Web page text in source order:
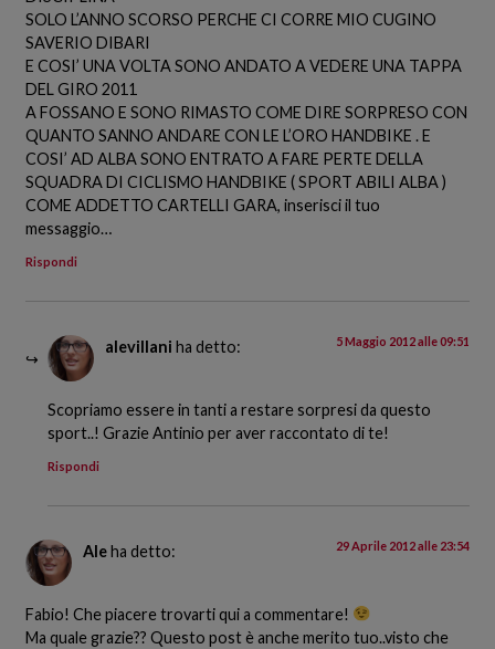
SOLO L’ANNO SCORSO PERCHE CI CORRE MIO CUGINO
SAVERIO DIBARI
E COSI’ UNA VOLTA SONO ANDATO A VEDERE UNA TAPPA
DEL GIRO 2011
A FOSSANO E SONO RIMASTO COME DIRE SORPRESO CON
QUANTO SANNO ANDARE CON LE L’ORO HANDBIKE . E
COSI’ AD ALBA SONO ENTRATO A FARE PERTE DELLA
SQUADRA DI CICLISMO HANDBIKE ( SPORT ABILI ALBA )
COME ADDETTO CARTELLI GARA, inserisci il tuo
messaggio…
Rispondi
alevillani ha detto: 5 Maggio 2012 alle 09:51
Scopriamo essere in tanti a restare sorpresi da questo
sport..! Grazie Antinio per aver raccontato di te!
Rispondi
Ale ha detto: 29 Aprile 2012 alle 23:54
Fabio! Che piacere trovarti qui a commentare!
Ma quale grazie?? Questo post è anche merito tuo..visto che